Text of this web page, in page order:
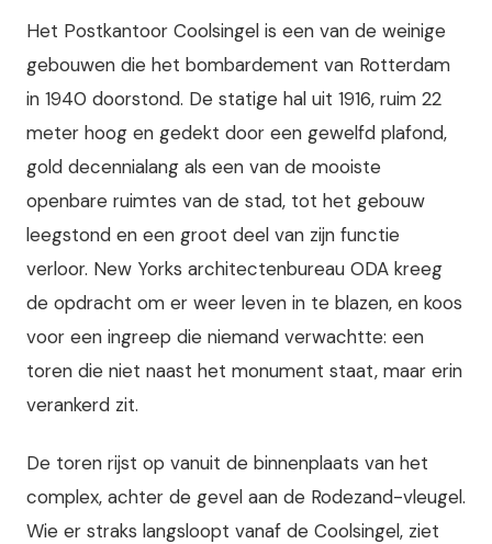
Het Postkantoor Coolsingel is een van de weinige
gebouwen die het bombardement van Rotterdam
in 1940 doorstond. De statige hal uit 1916, ruim 22
meter hoog en gedekt door een gewelfd plafond,
gold decennialang als een van de mooiste
openbare ruimtes van de stad, tot het gebouw
leegstond en een groot deel van zijn functie
verloor. New Yorks architectenbureau ODA kreeg
de opdracht om er weer leven in te blazen, en koos
voor een ingreep die niemand verwachtte: een
toren die niet naast het monument staat, maar erin
verankerd zit.
De toren rijst op vanuit de binnenplaats van het
complex, achter de gevel aan de Rodezand-vleugel.
Wie er straks langsloopt vanaf de Coolsingel, ziet